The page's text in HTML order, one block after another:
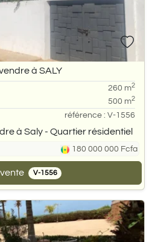
à SALY
260 m2
500 m2
référence : V-1556
à Saly - Quartier résidentiel
180 000 000 Fcfa
V-1556